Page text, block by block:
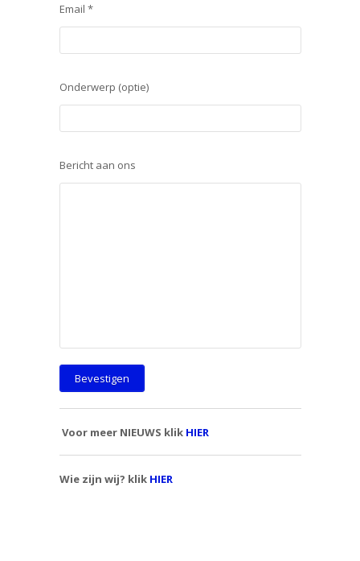
Email *
Onderwerp (optie)
Bericht aan ons
Voor meer NIEUWS klik HIER
Wie zijn wij? klik HIER